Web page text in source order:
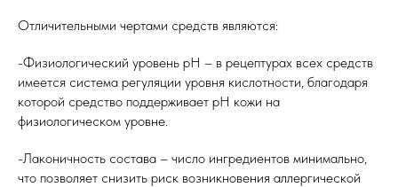
Отличительными чертами средств являются:
-Физиологический уровень pH – в рецептурах всех средств
имеется система регуляции уровня кислотности, благодаря
которой средство поддерживает pH кожи на
физиологическом уровне.
-Лаконичность состава – число ингредиентов минимально,
что позволяет снизить риск возникновения аллергической